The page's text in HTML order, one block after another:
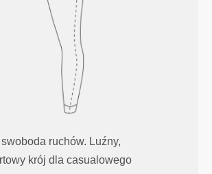
swoboda ruchów. Luźny,
krój dla casualowego